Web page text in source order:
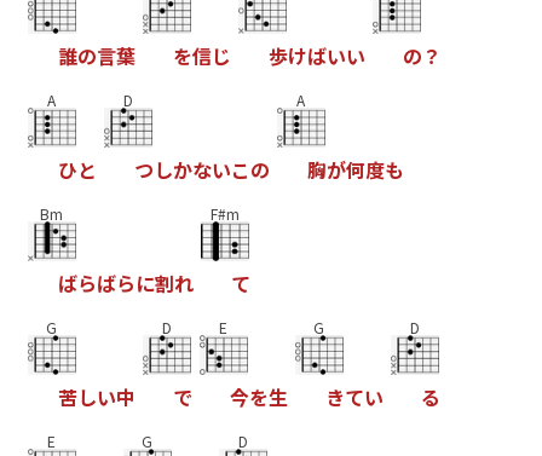
誰の言葉 を信じ 歩けばいい の ？
A
ひと
D
つしかないこの
A
胸が何度も
Bm
ばらばらに割れ
F#m
て
G
苦しい中
D
で
E
今を生
G
きてい
D
る
E G D